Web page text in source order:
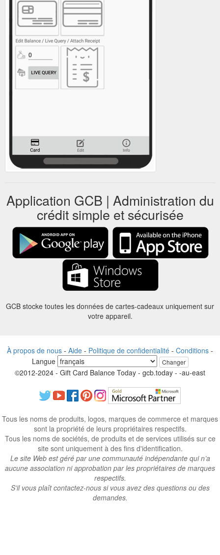
Application GCB | Administration du
crédit simple et sécurisée
GCB stocke toutes les données de cartes-cadeaux uniquement sur
votre appareil.
À propos de nous - Aide - Politique de confidentialité - Conditions -
Langue
Changer
©2012-2024 - Gift Card Balance Today - gcb.today - -au-east
Tous les noms de produits, logos, marques de commerce et marques
sont la propriété de leurs propriétaires respectifs.
Tous les noms de sociétés, de produits et de services utilisés sur ce
site sont uniquement à des fins d'identification.
Le site Web est géré par une communauté indépendante qui n’a
aucune association ni approbation par les propriétaires de marques
respectifs.
S’il vous plaît contactez-nous si vous avez des questions ou des
demandes.